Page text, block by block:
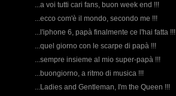
...a voi tutti cari fans, buon week end !!!
...ecco com'è il mondo, secondo me !!!
...l'iphone 6, papà finalmente ce l'hai fatta !!!
...quel giorno con le scarpe di papà !!!
...sempre insieme al mio super-papà !!!
...buongiorno, a ritmo di musica !!!
...Ladies and Gentleman, I'm the Queen !!!